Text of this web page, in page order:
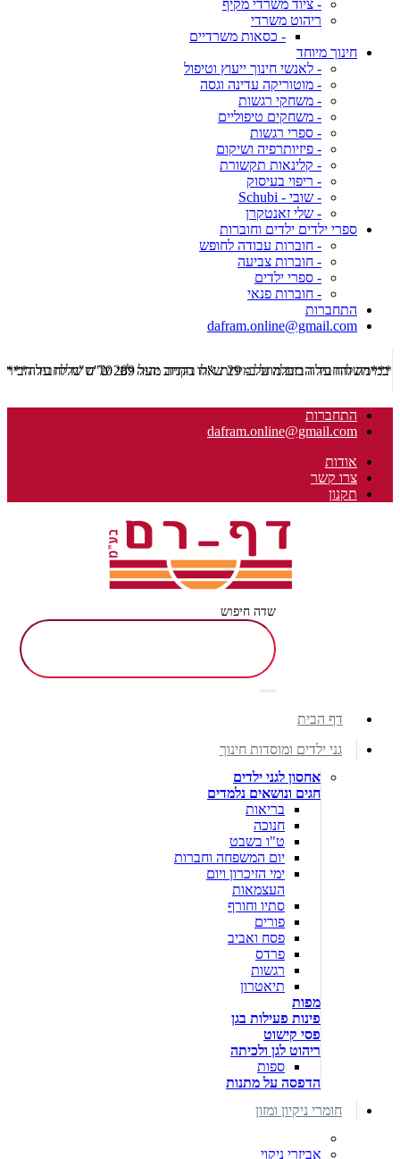
- ציוד משרדי מקיף
ריהוט משרדי
- כסאות משרדיים
חינוך מיוחד
- לאנשי חינוך ייעוץ וטיפול
- מוטוריקה עדינה וגסה
- משחקי רגשות
- משחקים טיפוליים
- ספרי רגשות
- פיזיותרפיה ושיקום
- קלינאות תקשורת
- ריפוי בעיסוק
- שובי - Schubi
- שלי זאנטקרן
ספרי ילדים ילדים וחוברות
- חוברות עבודה לחופש
- חוברות צביעה
- ספרי ילדים
- חוברות פנאי
התחברות
dafram.online@gmail.com
***משלוח עד הבית מוזל ב- 29 ש"ח בקניה מעל 289 ש"ח שליח עד הבית ***
התחברות
dafram.online@gmail.com
אודות
צרו קשר
תקנון
שדה חיפוש
דף הבית
גני ילדים ומוסדות חינוך
אחסון לגני ילדים
חגים ונושאים נלמדים
בריאות
חנוכה
ט"ו בשבט
יום המשפחה וחברות
ימי הזיכרון ויום
העצמאות
סתיו וחורף
פורים
פסח ואביב
פרדס
רגשות
תיאטרון
מפות
פינות פעילות בגן
פסי קישוט
ריהוט לגן ולכיתה
ספות
הדפסה על מתנות
חומרי ניקיון ומזון
אביזרי ניקוי